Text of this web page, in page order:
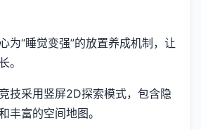
为“睡觉变强”的放置养成机制，让
。
技采用竖屏2D探索模式，包含隐
丰富的空间地图。